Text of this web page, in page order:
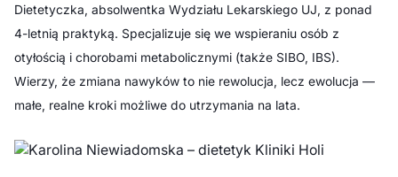
Dietetyczka, absolwentka Wydziału Lekarskiego UJ, z ponad
4-letnią praktyką. Specjalizuje się we wspieraniu osób z
otyłością i chorobami metabolicznymi (także SIBO, IBS).
Wierzy, że zmiana nawyków to nie rewolucja, lecz ewolucja —
małe, realne kroki możliwe do utrzymania na lata.